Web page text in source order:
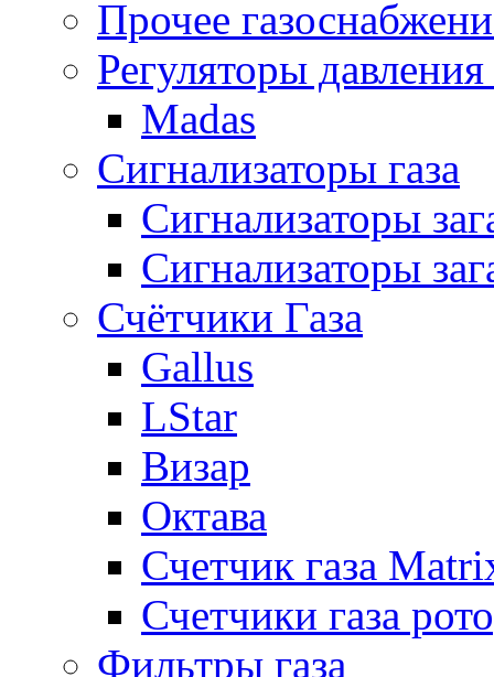
Прочее
Регуляторы давления
Madas
Сигнализаторы газа
Сигнализаторы
Сигнализаторы
Счётчики Газа
Gallus
LStar
Визар
Октава
Счетчик газа
Счетчики газа
Фильтры газа